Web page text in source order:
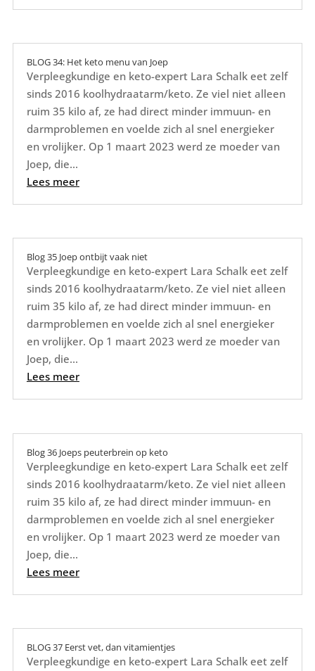
BLOG 34: Het keto menu van Joep
Verpleegkundige en keto-expert Lara Schalk eet zelf
sinds 2016 koolhydraatarm/keto. Ze viel niet alleen
ruim 35 kilo af, ze had direct minder immuun- en
darmproblemen en voelde zich al snel energieker
en vrolijker. Op 1 maart 2023 werd ze moeder van
Joep, die...
Lees meer
Blog 35 Joep ontbijt vaak niet
Verpleegkundige en keto-expert Lara Schalk eet zelf
sinds 2016 koolhydraatarm/keto. Ze viel niet alleen
ruim 35 kilo af, ze had direct minder immuun- en
darmproblemen en voelde zich al snel energieker
en vrolijker. Op 1 maart 2023 werd ze moeder van
Joep, die...
Lees meer
Blog 36 Joeps peuterbrein op keto
Verpleegkundige en keto-expert Lara Schalk eet zelf
sinds 2016 koolhydraatarm/keto. Ze viel niet alleen
ruim 35 kilo af, ze had direct minder immuun- en
darmproblemen en voelde zich al snel energieker
en vrolijker. Op 1 maart 2023 werd ze moeder van
Joep, die...
Lees meer
BLOG 37 Eerst vet, dan vitamientjes
Verpleegkundige en keto-expert Lara Schalk eet zelf